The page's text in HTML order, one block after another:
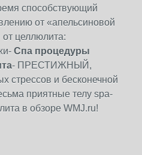
способствующий
от «апельсиновой
целлюлита:
Спа процедуры
- ПРЕСТИЖНЫЙ,
стрессов и бесконечной
приятные телу spa-
в обзоре WMJ.ru!